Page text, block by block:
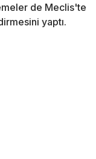
de Meclis'te
yaptı.